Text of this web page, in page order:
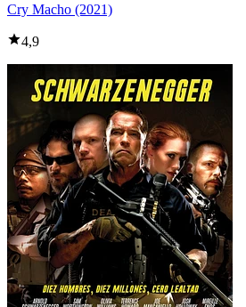
Cry Macho (2021)
4,9